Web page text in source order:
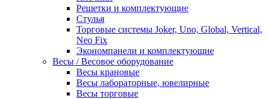
Решетки и комплектующие
Стулья
Торговые системы Joker, Uno, Global, Vertical,
Neo Fix
Экономпанели и комплектующие
Весы / Весовое оборудование
Весы крановые
Весы лабораторные, ювелирные
Весы торговые